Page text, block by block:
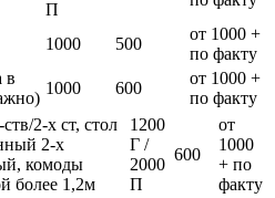
П
1000 500
от 1000 +
по факту
в
1000 600
от 1000 +
по факту
2-х ст, стол
2-х
комоды
более 1,2м
1200
Г /
2000
П
600
от
1000
+ по
факту